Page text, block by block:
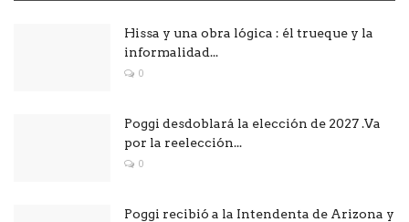
Hissa y una obra lógica : él trueque y la
informalidad...
0
Poggi desdoblará la elección de 2027 .Va
por la reelección...
0
Poggi recibió a la Intendenta de Arizona y